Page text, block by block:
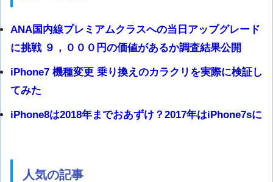
ANA国内線プレミアムクラスへの当日アップグレード
に挑戦 ９，０００円の価値があるか調査結果公開
iPhone7 機種変更 乗り換えのカラクリを実際に検証し
てみた
iPhone8は2018年までおあずけ？2017年はiPhone7sに
人気の記事